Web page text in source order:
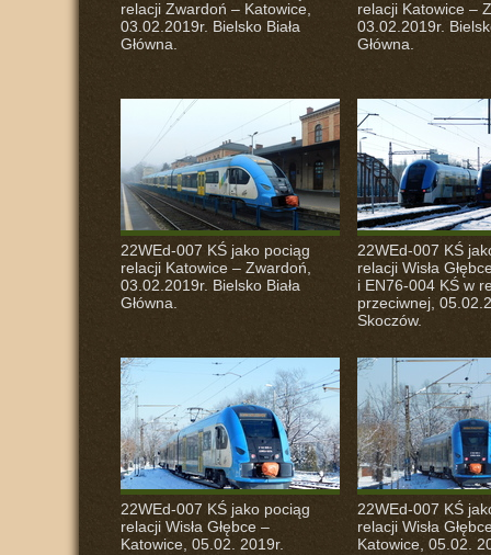
relacji Zwardoń – Katowice,
03.02.2019r. Bielsko Biała
Główna.
relacji Katowice –
03.02.2019r.
Główna.
22WEd-007 KŚ jako pociąg
relacji Katowice – Zwardoń,
03.02.2019r. Bielsko Biała
Główna.
22WEd-007 KŚ
relacji Wisła
i EN76-004 KŚ w
przeciwnej,
Skoczów.
22WEd-007 KŚ jako pociąg
relacji Wisła Głębce –
Katowice, 05.02. 2019r.
22WEd-007 KŚ
relacji Wisła
Katowice, 05.02.